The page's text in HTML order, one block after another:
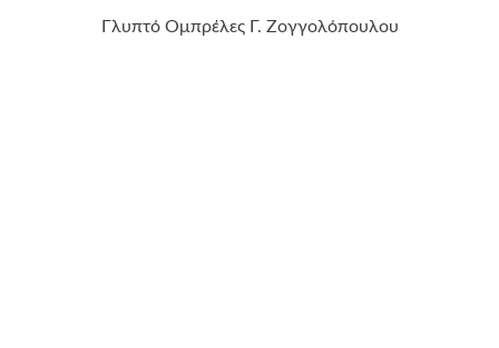
Γλυπτό Ομπρέλες Γ. Ζογγολόπουλου